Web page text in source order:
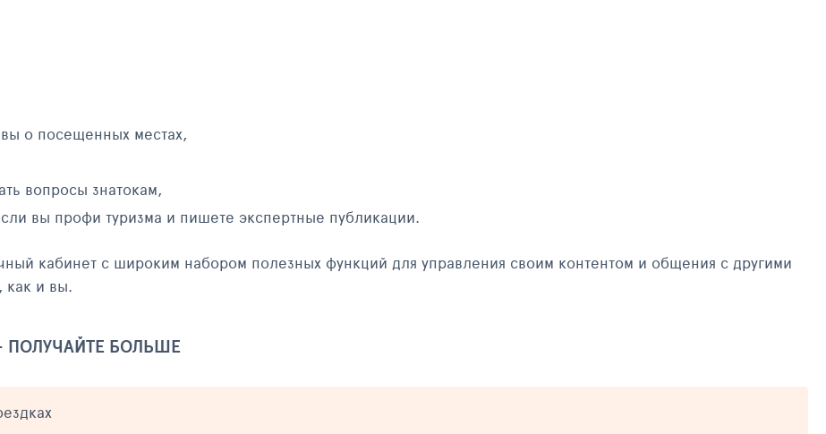
о посещенных местах,
вопросы знатокам,
вы профи туризма и пишете экспертные публикации.
кабинет с широким набором полезных функций для управления своим контентом и общения с другими
как и вы.
БОЛЬШЕ